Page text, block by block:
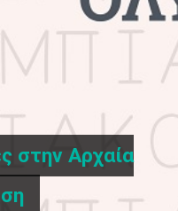
στην Αρχαία